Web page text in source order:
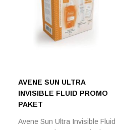
AVENE SUN ULTRA
INVISIBLE FLUID PROMO
PAKET
Avene Sun Ultra Invisible Fluid